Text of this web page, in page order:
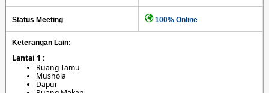
Status Meeting 100% Online
Keterangan Lain:
Lantai 1 :
Ruang Tamu
Mushola
Dapur